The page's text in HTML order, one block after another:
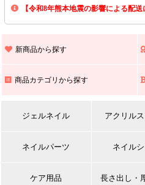
8/13(木)～8/16(日)の間｢出荷業務・お
上記期間中のご注文・お問い合わせ
【令和8年熊本地震の影響による配送
また､ 九州全域でお荷物のお届けに遅
新商品から探す
商品カテゴリから探す
ジェルネイル アクリル
ネイルパーツ ネイル
ケア用品 長さ出し・